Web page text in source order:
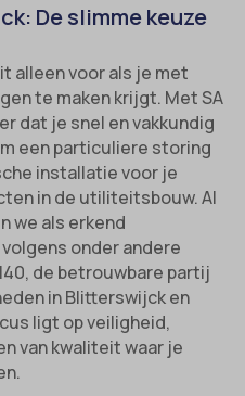
De slimme keuze
alleen voor als je met
te maken krijgt. Met SA
dat je snel en vakkundig
een particuliere storing
installatie voor je
in de utiliteitsbouw. Al
we als erkend
onder andere
de betrouwbare partij
in Blitterswijck en
ligt op veiligheid,
van kwaliteit waar je